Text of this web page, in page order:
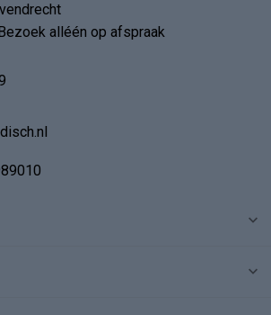
alléén op afspraak